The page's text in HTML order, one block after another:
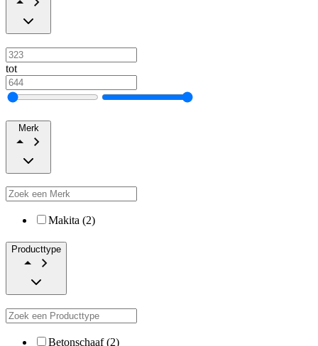
tot
Merk
Makita (2)
Producttype
Betonschaaf (2)